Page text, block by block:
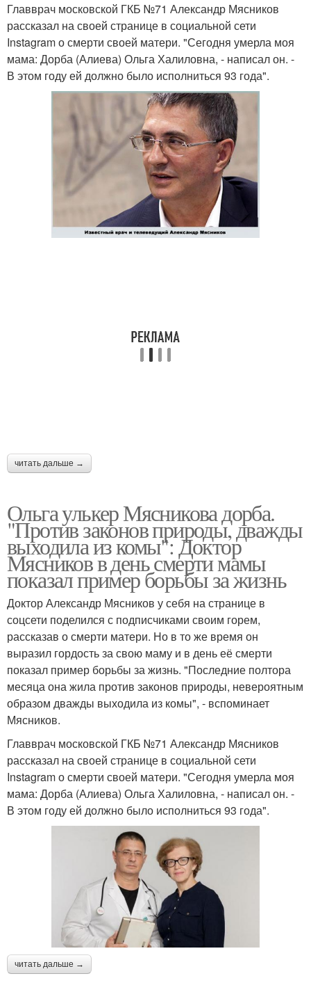
Главврач московской ГКБ №71 Александр Мясников
рассказал на своей странице в социальной сети
Instagram о смерти своей матери. "Сегодня умерла моя
мама: Дорба (Алиева) Ольга Халиловна, - написал он. -
В этом году ей должно было исполниться 93 года".
читать дальше →
Ольга улькер Мясникова дорба.
"Против законов природы, дважды
выходила из комы": Доктор
Мясников в день смерти мамы
показал пример борьбы за жизнь
Доктор Александр Мясников у себя на странице в
соцсети поделился с подписчиками своим горем,
рассказав о смерти матери. Но в то же время он
выразил гордость за свою маму и в день её смерти
показал пример борьбы за жизнь. "Последние полтора
месяца она жила против законов природы, невероятным
образом дважды выходила из комы", - вспоминает
Мясников.
Главврач московской ГКБ №71 Александр Мясников
рассказал на своей странице в социальной сети
Instagram о смерти своей матери. "Сегодня умерла моя
мама: Дорба (Алиева) Ольга Халиловна, - написал он. -
В этом году ей должно было исполниться 93 года".
читать дальше →